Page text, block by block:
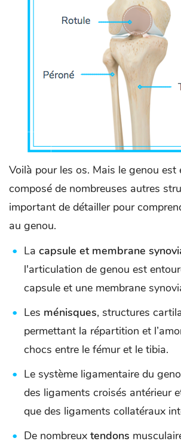
Voilà pour les os. Mais le genou est
composé de nombreuses autres
important de détailler pour
au genou.
La capsule et membrane
l'articulation de genou est
capsule et une membrane
Les ménisques, structures
permettant la répartition et
chocs entre le fémur et le tibia.
Le système ligamentaire du
des ligaments croisés antérieur
que des ligaments collatéraux
De nombreux tendons